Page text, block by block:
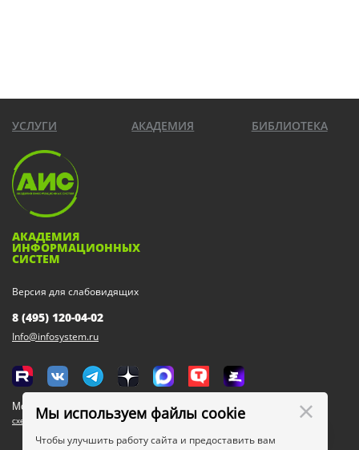
УСЛУГИ АКАДЕМИЯ БИБЛИОТЕКА
АКАДЕМИЯ
ИНФОРМАЦИОННЫХ
СИСТЕМ
Версия для слабовидящих
8 (495) 120-04-02
Info@infosystem.ru
Москва, 111123, ул. Плеханова, 4а
схема проезда
Мы используем файлы cookie
Чтобы улучшить работу сайта и предоставить вам